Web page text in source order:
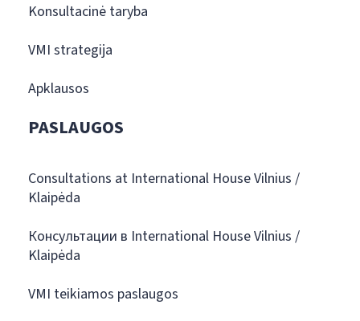
Konsultacinė taryba
VMI strategija
Apklausos
PASLAUGOS
Consultations at International House Vilnius /
Klaipėda
Консультации в International House Vilnius /
Klaipėda
VMI teikiamos paslaugos